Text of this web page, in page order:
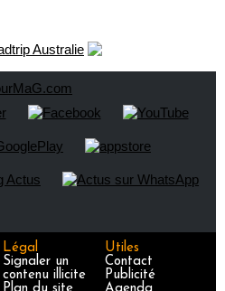
Légal
Signaler un
contenu illicite
Utiles
Contact
Publicité